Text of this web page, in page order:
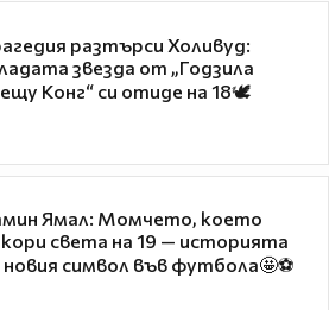
разтърси Холивуд:
звезда от „Годзила
Конг“ си отиде на 18🕊️
Ямал: Момчето, което
света на 19 — историята
новия символ във футбола🤩⚽